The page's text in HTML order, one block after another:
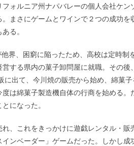
ォルニア州ナパバレーの個人会社ケン
まさにゲームとワインで２つの成功を
る。
界、困窮に陥ったため、高校は定時制
する県内の菓子卸問屋に就職。その後
出て、今川焼の販売から始め、綿菓子
は綿菓子製造機自体の行商を始める。
になった。
、これをきっかけに遊戯レンタル・販
ンベーダー」ゲームだった。しかし成